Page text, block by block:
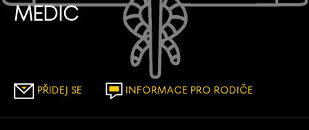
ZŮSTAŇME V KONTAKTU!
Zjisti další zajímavé informace na
našich sociálních sítích a dalších
kanálech!
MEDIC
PŘIDEJ SE INFORMACE PRO RODIČE